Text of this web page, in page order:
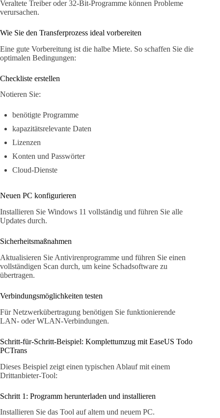
Veraltete Treiber oder 32-Bit-Programme können Probleme
verursachen.
Wie Sie den Transferprozess ideal vorbereiten
Eine gute Vorbereitung ist die halbe Miete. So schaffen Sie die
optimalen Bedingungen:
Checkliste erstellen
Notieren Sie:
benötigte Programme
kapazitätsrelevante Daten
Lizenzen
Konten und Passwörter
Cloud-Dienste
Neuen PC konfigurieren
Installieren Sie Windows 11 vollständig und führen Sie alle
Updates durch.
Sicherheitsmaßnahmen
Aktualisieren Sie Antivirenprogramme und führen Sie einen
vollständigen Scan durch, um keine Schadsoftware zu
übertragen.
Verbindungsmöglichkeiten testen
Für Netzwerkübertragung benötigen Sie funktionierende
LAN- oder WLAN-Verbindungen.
Schritt-für-Schritt-Beispiel: Komplettumzug mit EaseUS Todo
PCTrans
Dieses Beispiel zeigt einen typischen Ablauf mit einem
Drittanbieter-Tool:
Schritt 1: Programm herunterladen und installieren
Installieren Sie das Tool auf altem und neuem PC.